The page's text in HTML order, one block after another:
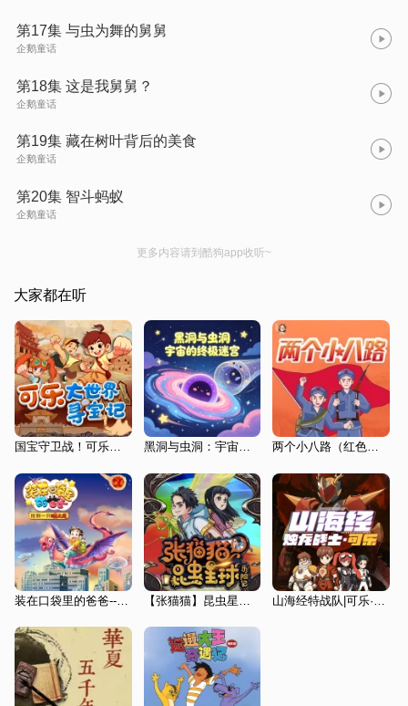
第17集 与虫为舞的舅舅
企鹅童话
第18集 这是我舅舅？
企鹅童话
第19集 藏在树叶背后的美食
企鹅童话
第20集 智斗蚂蚁
企鹅童话
更多内容请到酷狗app收听~
大家都在听
国宝守卫战！可乐大世界寻宝记·敦煌|狮子老爸故事 黑洞与虫洞：宇宙的终极迷宫 两个小八路（红色经典故事）